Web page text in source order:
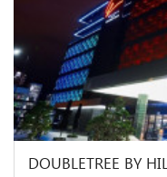
DOUBLETREE BY